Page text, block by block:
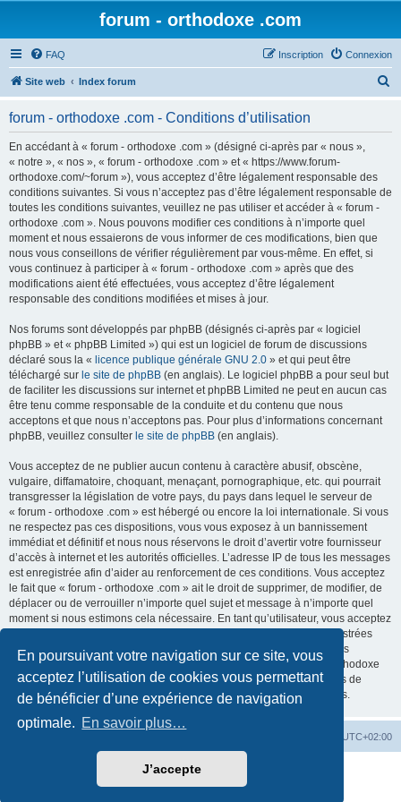
En poursuivant votre navigation sur ce site, vous
acceptez l’utilisation de cookies vous permettant
de bénéficier d’une expérience de navigation
optimale. En savoir plus…
J’accepte
forum - orthodoxe .com
FAQ Connexion
Inscription
Site web Index forum
forum - orthodoxe .com - Conditions d’utilisation
En accédant à « forum - orthodoxe .com » (désigné ci-après par « nous »,
« notre », « nos », « forum - orthodoxe .com » et « https://www.forum-
orthodoxe.com/~forum »), vous acceptez d’être légalement responsable des
conditions suivantes. Si vous n’acceptez pas d’être légalement responsable de
toutes les conditions suivantes, veuillez ne pas utiliser et accéder à « forum -
orthodoxe .com ». Nous pouvons modifier ces conditions à n’importe quel
moment et nous essaierons de vous informer de ces modifications, bien que
nous vous conseillons de vérifier régulièrement par vous-même. En effet, si
vous continuez à participer à « forum - orthodoxe .com » après que des
modifications aient été effectuées, vous acceptez d’être légalement
responsable des conditions modifiées et mises à jour.
Nos forums sont développés par phpBB (désignés ci-après par « logiciel
phpBB » et « phpBB Limited ») qui est un logiciel de forum de discussions
déclaré sous la « licence publique générale GNU 2.0 » et qui peut être
téléchargé sur le site de phpBB (en anglais). Le logiciel phpBB a pour seul but
de faciliter les discussions sur internet et phpBB Limited ne peut en aucun cas
être tenu comme responsable de la conduite et du contenu que nous
acceptons et que nous n’acceptons pas. Pour plus d’informations concernant
phpBB, veuillez consulter le site de phpBB (en anglais).
Vous acceptez de ne publier aucun contenu à caractère abusif, obscène,
vulgaire, diffamatoire, choquant, menaçant, pornographique, etc. qui pourrait
transgresser la législation de votre pays, du pays dans lequel le serveur de
« forum - orthodoxe .com » est hébergé ou encore la loi internationale. Si vous
ne respectez pas ces dispositions, vous vous exposez à un bannissement
immédiat et définitif et nous nous réservons le droit d’avertir votre fournisseur
d’accès à internet et les autorités officielles. L’adresse IP de tous les messages
est enregistrée afin d’aider au renforcement de ces conditions. Vous acceptez
le fait que « forum - orthodoxe .com » ait le droit de supprimer, de modifier, de
déplacer ou de verrouiller n’importe quel sujet et message à n’importe quel
moment si nous estimons cela nécessaire. En tant qu’utilisateur, vous acceptez
que toutes les informations que vous avez renseignées soient enregistrées
dans notre base de données. Bien que ces informations ne seront pas
diffusées à une tierce partie sans votre consentement, ni « forum - orthodoxe
.com », ni phpBB, ne pourront être tenus comme responsables en cas de
tentative de piratage informatique visant à compromettre vos données.
UTC+02:00
phpBB® Forum Software © phpBB Limited
©